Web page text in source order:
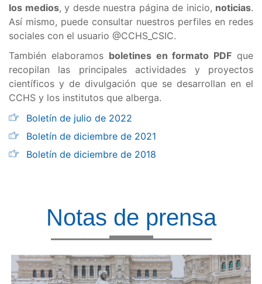
los medios, y desde nuestra página de inicio, noticias.
Así mismo, puede consultar nuestros perfiles en redes
sociales con el usuario @CCHS_CSIC.
También elaboramos boletines en formato PDF que
recopilan las principales actividades y proyectos
científicos y de divulgación que se desarrollan en el
CCHS y los institutos que alberga.
Boletín de julio de 2022
Boletín de diciembre de 2021
Boletín de diciembre de 2018
Notas de prensa